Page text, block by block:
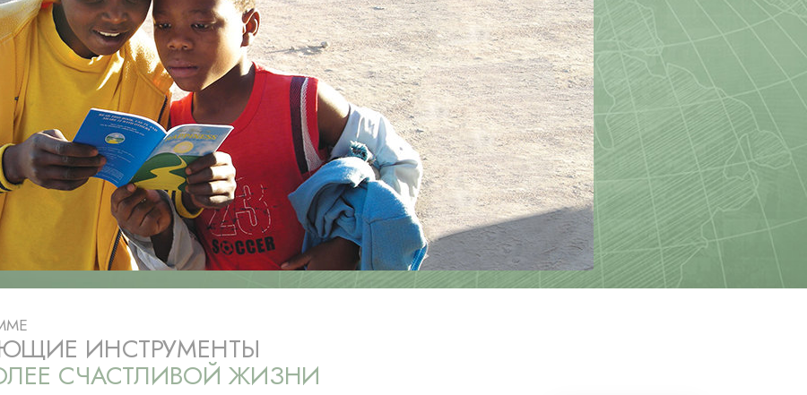
Гражданская комиссия по правам
человека
Cаентологические добровольные
cвященники
Супружество
Шкала эмоциональных тонов
Решение проблемы наркотиков
Дети
Инструменты для использования
в работе
Этика и состояния
Причина подавления
Расследования
ИНСТРУМЕНТЫ
СЧАСТЛИВОЙ ЖИЗНИ